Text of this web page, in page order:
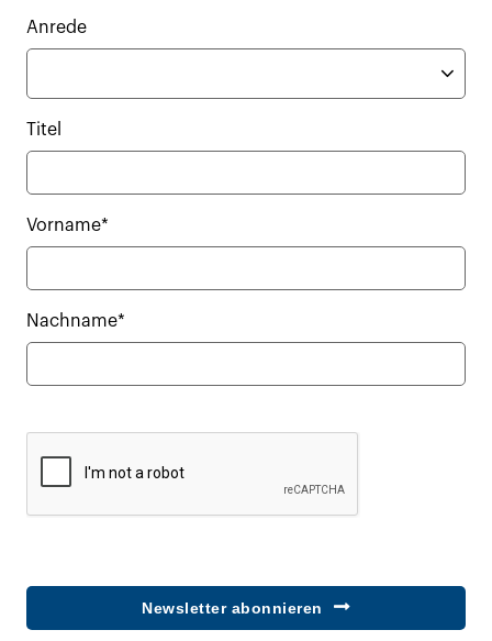
Anrede
Titel
Vorname*
Nachname*
Newsletter abonnieren